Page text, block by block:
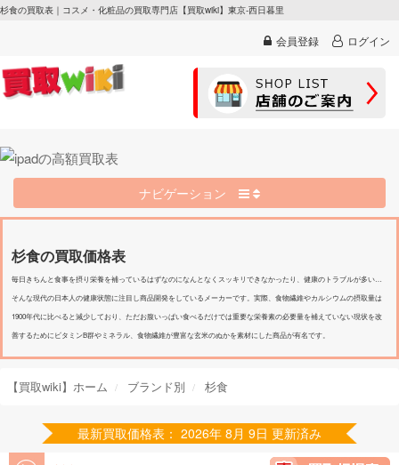
杉食の買取表｜コスメ・化粧品の買取専門店【買取wiki】東京-西日暮里
会員登録 ログイン
ナビゲーション
杉食の買取価格表
毎日きちんと食事を摂り栄養を補っているはずなのになんとなくスッキリできなかったり、健康のトラブルが多い…
そんな現代の日本人の健康状態に注目し商品開発をしているメーカーです。実際、食物繊維やカルシウムの摂取量は
1900年代に比べると減少しており、ただお腹いっぱい食べるだけでは重要な栄養素の必要量を補えていない現状を改
善するためにビタミンB群やミネラル、食物繊維が豊富な玄米のぬかを素材にした商品が有名です。
【買取wiki】ホーム ブランド別 杉食
最新買取価格表： 2026年 8月 9日 更新済み